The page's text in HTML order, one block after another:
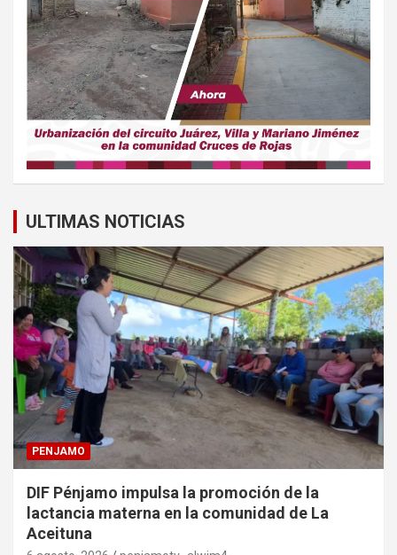
ULTIMAS NOTICIAS
PENJAMO
DIF Pénjamo impulsa la promoción de la
lactancia materna en la comunidad de La
Aceituna